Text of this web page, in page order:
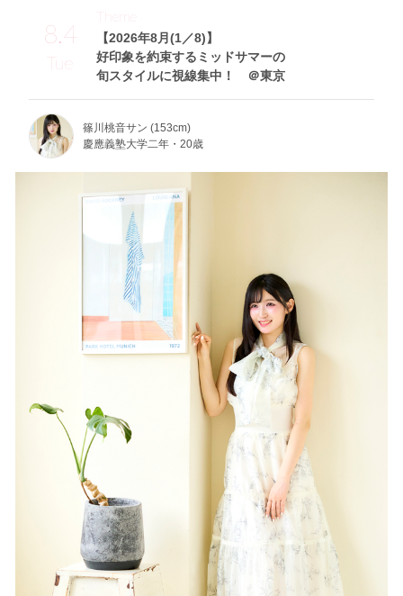
8.4
Tue
【2026年8月(1／8)】
好印象を約束するミッドサマーの
旬スタイルに視線集中！ ＠東京
Theme
篠川桃音サン (153cm)
慶應義塾大学二年・20歳